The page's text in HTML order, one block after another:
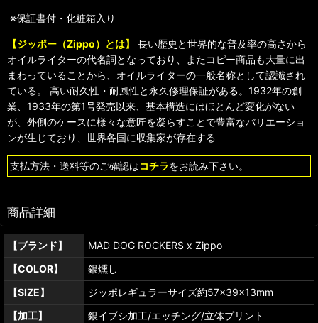
※保証書付・化粧箱入り
【ジッポー（Zippo）とは】
長い歴史と世界的な普及率の高さから
オイルライターの代名詞となっており、またコピー商品も大量に出
まわっていることから、オイルライターの一般名称として認識され
ている。 高い耐久性・耐風性と永久修理保証がある。1932年の創
業、1933年の第1号発売以来、基本構造にはほとんど変化がない
が、外側のケースに様々な意匠を凝らすことで豊富なバリエーショ
ンが生じており、世界各国に収集家が存在する
支払方法・送料等のご確認はコチラをお読み下さい。
商品詳細
【ブランド】
MAD DOG ROCKERS x Zippo
【COLOR】
銀燻し
【SIZE】
ジッポレギュラーサイズ約57×39×13mm
【加工】
銀イブシ加工/エッチング/立体プリント